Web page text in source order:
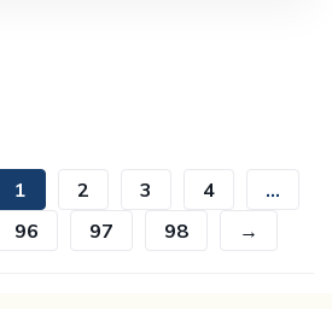
1 2 3 4
...
96
97 98 →